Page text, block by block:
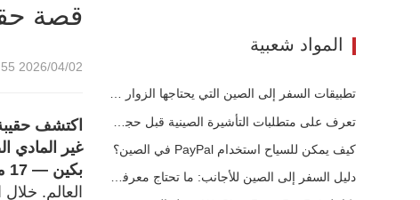
قصة
2026/04/02 15:55
اكتشف
غير المادي
بكين — 17 مايو 2026
العالم.
المواد شعبية
تطبيقات السفر إلى الصين التي يحتاجها الزوار الأجانب حقًا في عام 2026
كيف يمكن للسياح استخدام PayPal في الصين؟